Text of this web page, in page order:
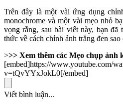
Trên đây là một vài ứng dụng
monochrome và một vài mẹo nhỏ
vọng rằng, sau bài viết này, bạn
thức về cách chỉnh ảnh trắng đen
>>> Xem thêm các Mẹo chụp ảnh
[embed]https://www.youtube.com/
v=tQvYYxJokL0[/embed]
Viết bình luận...